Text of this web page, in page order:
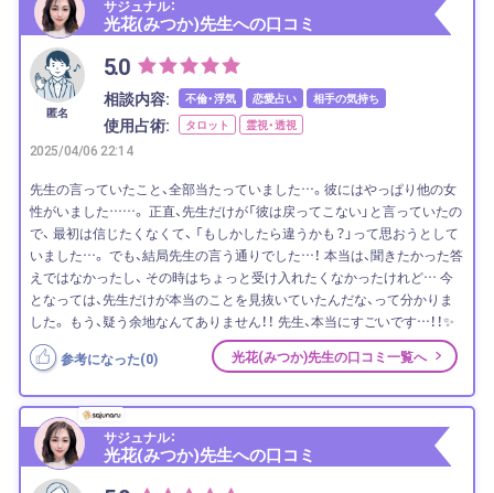
サジュナル：
光花(みつか)先生への口コミ
匿名
5.0
相談内容: 不倫・浮気 恋愛占い 相手の気持ち
使用占術: タロット 霊視・透視
2025/04/06 22:14
先生の言っていたこと、全部当たっていました…。彼にはやっぱり他の女
性がいました……。 正直、先生だけが「彼は戻ってこない」と言っていたの
で、 最初は信じたくなくて、 「もしかしたら違うかも？」って思おうとして
いました…。 でも、結局先生の言う通りでした…！ 本当は、聞きたかった答
えではなかったし、 その時はちょっと受け入れたくなかったけれど… 今
となっては、先生だけが本当のことを見抜いていたんだな、って分かりま
した。 もう、疑う余地なんてありません！！ 先生、本当にすごいです…！！✨
参考になった(0) 光花(みつか)先生の口コミ一覧へ
サジュナル：
光花(みつか)先生への口コミ